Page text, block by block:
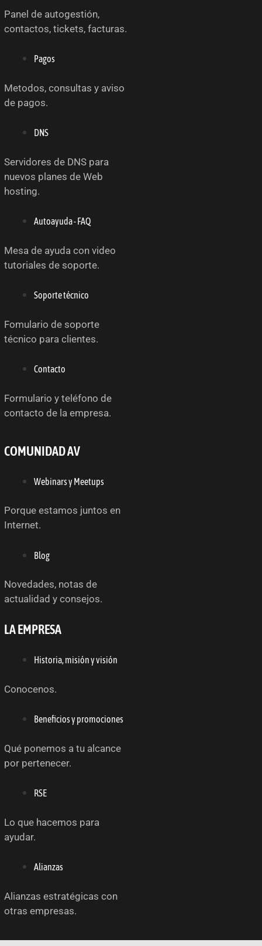
Panel de autogestión,
contactos, tickets, facturas.
Pagos
Metodos, consultas y aviso
de pagos.
DNS
Servidores de DNS para
nuevos planes de Web
hosting.
Autoayuda - FAQ
Mesa de ayuda con video
tutoriales de soporte.
Soporte técnico
Fomulario de soporte
técnico para clientes.
Contacto
Formulario y teléfono de
contacto de la empresa.
COMUNIDAD AV
Webinars y Meetups
Porque estamos juntos en
Internet.
Blog
Novedades, notas de
actualidad y consejos.
LA EMPRESA
Historia, misión y visión
Conocenos.
Beneficios y promociones
Qué ponemos a tu alcance
por pertenecer.
RSE
Lo que hacemos para
ayudar.
Alianzas
Alianzas estratégicas con
otras empresas.